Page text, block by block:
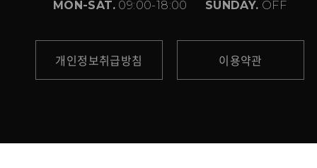
MON-SAT.09:00-18:00 SUNDAY. OFF
개인정보취급방침 이용약관